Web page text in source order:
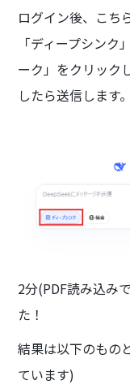
ログイン後、こち
「ディープシン
ーク」をクリック
したら送信します。
2分(PDF読み込み
た！
結果は以下のもの
ています)